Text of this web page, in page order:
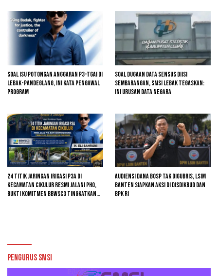
Soal Isu Potongan Anggaran P3-TGAI di
Lebak-Pandeglang, Ini Kata Pengawal
Program
Soal Dugaan Data Sensus Diisi
Sembarangan, SMSI Lebak Tegaskan:
Ini Urusan Data Negara
24 Titik Jaringan Irigasi P3A di
Kecamatan Cikulur Resmi Jalani PHO,
Bukti Komitmen BBWSC3 Tingkatkan
Audiensi Dana BOSP Tak Digubris, LSIM
Banten Siapkan Aksi di Disdikbud dan
BPK RI
Pengurus SMSI